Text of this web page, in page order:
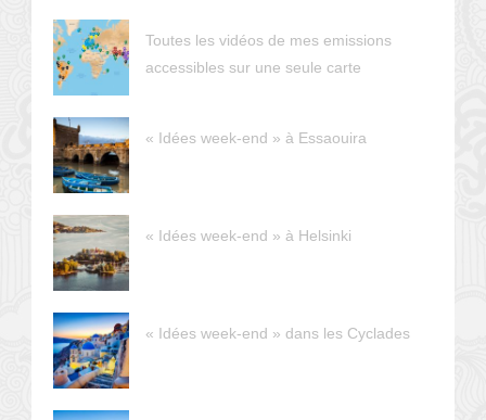
Toutes les vidéos de mes emissions
accessibles sur une seule carte
« Idées week-end » à Essaouira
« Idées week-end » à Helsinki
« Idées week-end » dans les Cyclades